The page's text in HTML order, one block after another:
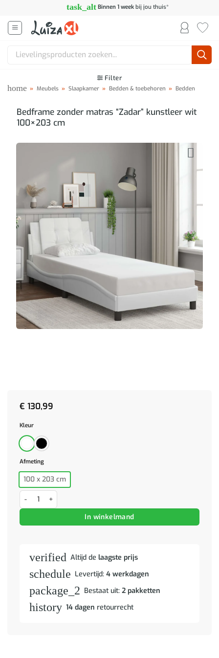
inhoud
task_alt Binnen 1 weekbij jou thuis*
Zoeken
Filter
home » Meubels » Slaapkamer » Bedden & toebehoren » Bedden
Bedframe zonder matras “Zadar” kunstleer wit
100×203 cm
€ 130,99
Kleur
Afmeting
100 x 203 cm
Bedframe zonder matras "Zadar" kunstleer wit 100x203 cm aantal
In winkelmand
verified Altijd de laagste prijs
schedule Levertijd: 4 werkdagen
package_2 Bestaat uit: 2 pakketten
history 14 dagen retourrecht